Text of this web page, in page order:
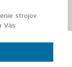
strojov
Vás